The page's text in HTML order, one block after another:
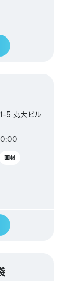
5 丸大ビル
画材